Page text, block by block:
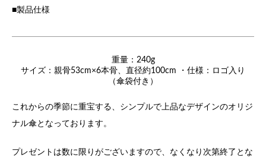
■製品仕様
重量：240g
サイズ：親骨53cm×6本骨、直径約100cm ・仕様：ロゴ入り
（傘袋付き）
これからの季節に重宝する、シンプルで上品なデザインのオリジ
ナル傘となっております。
プレゼントは数に限りがございますので、なくなり次第終了とな